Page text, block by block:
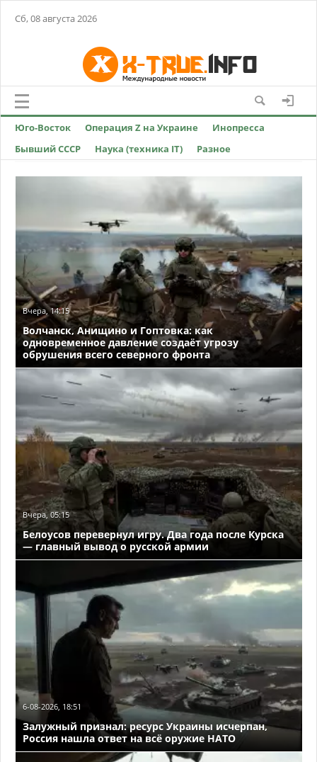
Сб, 08 августа 2026
Юго-Восток Операция Z на Украине
Инопресса
Бывший СССР
Наука (техника IT) Разное
Вчера, 14:15
Волчанск, Анищино и Гоптовка: как
одновременное давление создаёт угрозу
обрушения всего северного фронта
Вчера, 05:15
Белоусов перевернул игру. Два года после Курска
— главный вывод о русской армии
6-08-2026, 18:51
Залужный признал: ресурс Украины исчерпан,
Россия нашла ответ на всё оружие НАТО